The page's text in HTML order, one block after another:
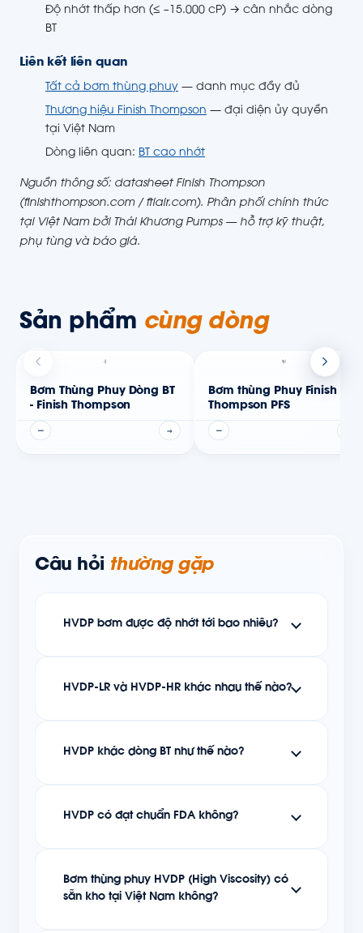
Độ nhớt thấp hơn (≤ ~15.000 cP) → cân nhắc dòng
BT
Liên kết liên quan
Tất cả bơm thùng phuy — danh mục đầy đủ
Thương hiệu Finish Thompson — đại diện ủy quyền
tại Việt Nam
Dòng liên quan: BT cao nhớt
Nguồn thông số: datasheet Finish Thompson
(finishthompson.com / ftiair.com). Phân phối chính thức
tại Việt Nam bởi Thái Khương Pumps — hỗ trợ kỹ thuật,
phụ tùng và báo giá.
Sản phẩm cùng dòng
Bơm Thùng Phuy Dòng BT
- Finish Thompson
— →
Bơm thùng Phuy Finish
Thompson PFS
—
Câu hỏi thường gặp
HVDP bơm được độ nhớt tới bao nhiêu?
HVDP-LR và HVDP-HR khác nhau thế nào?
HVDP khác dòng BT như thế nào?
HVDP có đạt chuẩn FDA không?
Bơm thùng phuy HVDP (High Viscosity) có
sẵn kho tại Việt Nam không?